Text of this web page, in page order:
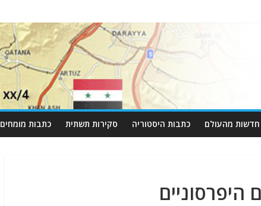
חדשות מהעולם כתבות היסטוריה סקירות תשתית כתבות מומחים
היפרסוניים